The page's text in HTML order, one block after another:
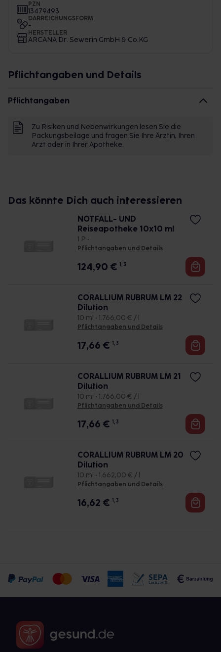
PZN
13479493
DARREICHUNGSFORM
-
HERSTELLER
ARCANA Dr. Sewerin GmbH & Co.KG
Pflichtangaben und Details
Pflichtangaben
Zu Risiken und Nebenwirkungen lesen Sie die
Packungsbeilage und fragen Sie Ihre Ärztin, Ihren
Arzt oder in Ihrer Apotheke.
Das könnte Dich auch interessieren
NOTFALL- UND
Reiseapotheke 10x10 ml
1 P •
Pflichtangaben und Details
124,90 € 1, 3
CORALLIUM RUBRUM LM 22
Dilution
10 ml • 1.766,00 € / l
Pflichtangaben und Details
17,66 € 1, 3
CORALLIUM RUBRUM LM 21
Dilution
10 ml • 1.766,00 € / l
Pflichtangaben und Details
17,66 € 1, 3
CORALLIUM RUBRUM LM 20
Dilution
10 ml • 1.662,00 € / l
Pflichtangaben und Details
16,62 € 1, 3